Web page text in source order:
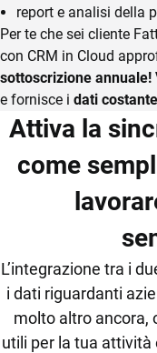
report e analisi della
Per te che sei cliente
con CRM in Cloud
sottoscrizione
e fornisce i dati
Attiva la
come
L’integrazione tra i
i dati riguardanti
molto altro ancora,
utili per la tua